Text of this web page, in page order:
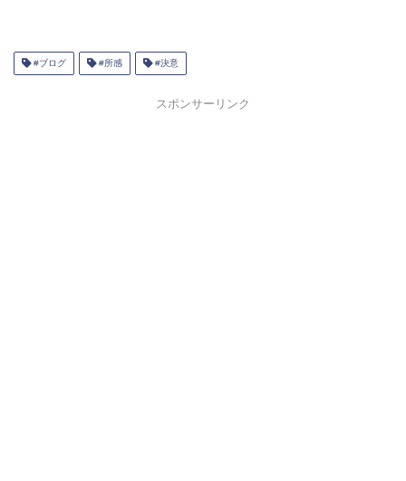
#ブログ #所感 #決意
スポンサーリンク